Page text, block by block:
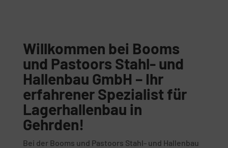
Willkommen bei Booms
und Pastoors Stahl- und
Hallenbau GmbH – Ihr
erfahrener Spezialist für
Lagerhallenbau in
Gehrden!
Bei der Booms und Pastoors Stahl- und Hallenbau